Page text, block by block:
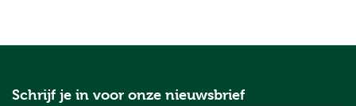
Schrijf je in voor onze nieuwsbrief